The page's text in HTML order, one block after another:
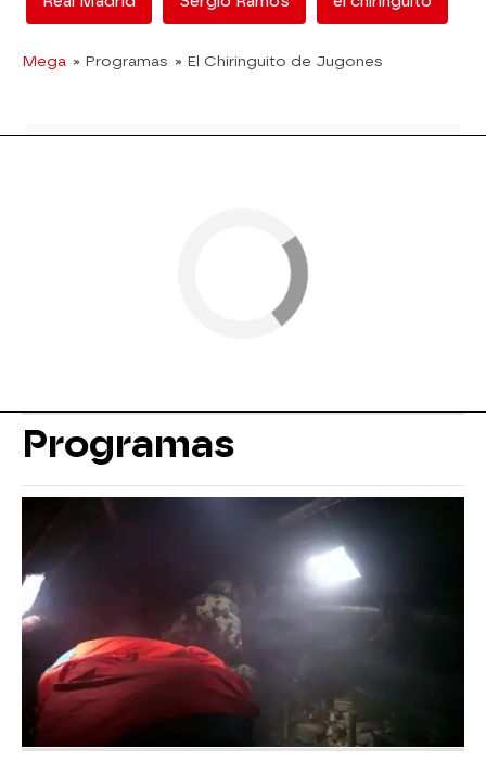
Mega » Programas » El Chiringuito de Jugones
Programas